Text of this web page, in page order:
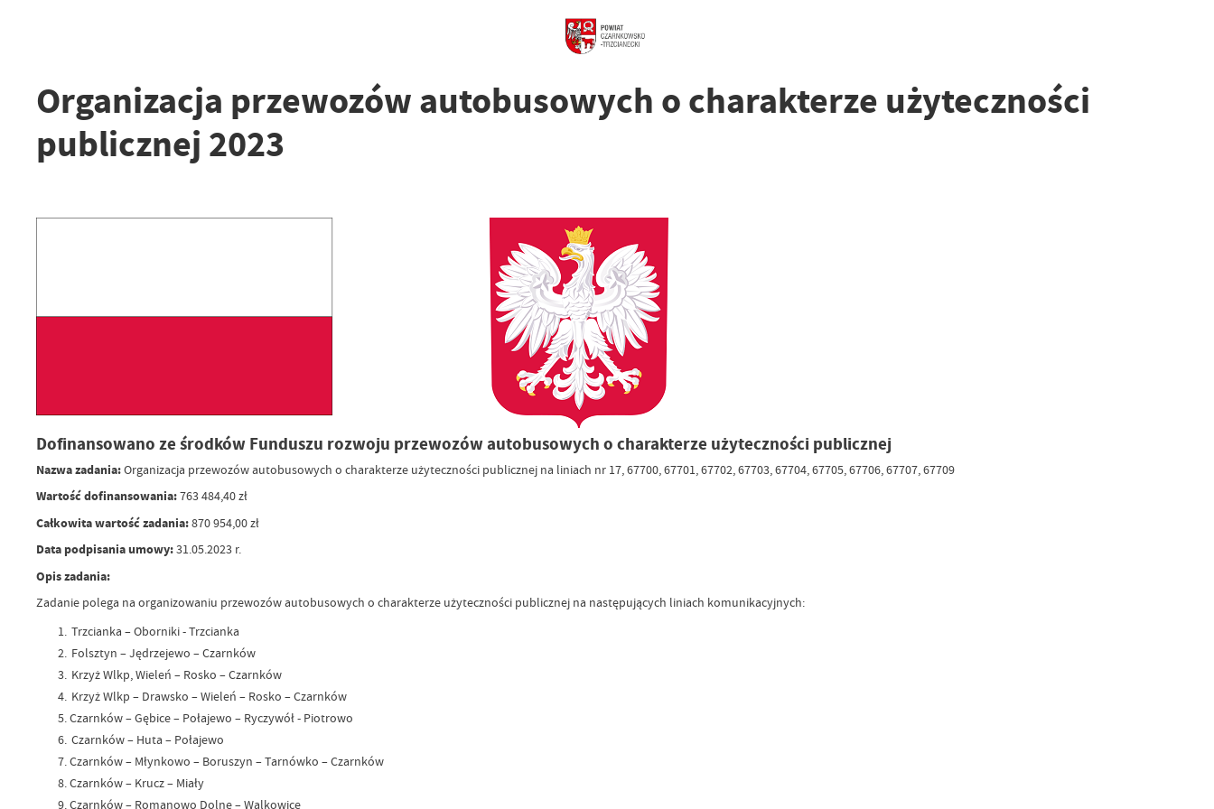
Organizacja przewozów autobusowych o charakterze użyteczności
publicznej 2023
Dofinansowano ze środków Funduszu rozwoju przewozów autobusowych o charakterze użyteczności publicznej
Nazwa zadania:Organizacja przewozów autobusowych o charakterze użyteczności publicznej na liniach nr 17, 67700, 67701, 67702, 67703, 67704, 67705, 67706, 67707, 67709
Wartość dofinansowania:763 484,40 zł
Całkowita wartość zadania:870 954,00 zł
Data podpisania umowy:31.05.2023 r.
Opis zadania:
Zadanie polega na organizowaniu przewozów autobusowych o charakterze użyteczności publicznej na następujących liniach komunikacyjnych:
Trzcianka – Oborniki - Trzcianka
Folsztyn – Jędrzejewo – Czarnków
Krzyż Wlkp, Wieleń – Rosko – Czarnków
Krzyż Wlkp – Drawsko – Wieleń – Rosko – Czarnków
Czarnków – Gębice – Połajewo – Ryczywół - Piotrowo
Czarnków – Huta – Połajewo
Czarnków – Młynkowo – Boruszyn – Tarnówko – Czarnków
Czarnków – Krucz – Miały
Czarnków – Romanowo Dolne – Walkowice